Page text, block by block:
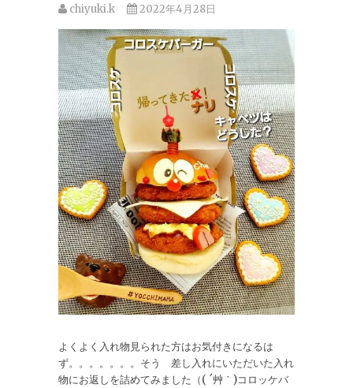
chiyuki.k 2022年4月28日
よくよく入れ物見られた方はお気付きになるは
ず。。。。。。。そう 差し入れにいただいた入れ
物にお返しを詰めてみました（( ´艸｀)コロッケバ